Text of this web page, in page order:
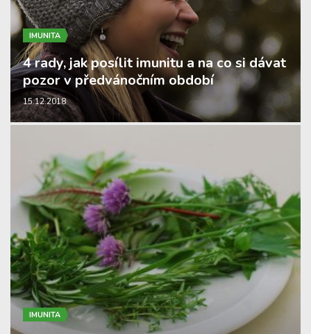
IMUNITA
4 rady, jak posílit imunitu a na co si dávat
pozor v předvánočním období
15.12.2018
IMUNITA